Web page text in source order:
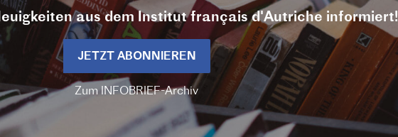
aus dem Institut français d'Autriche informiert!
JETZT ABONNIEREN
Zum INFOBRIEF-Archiv